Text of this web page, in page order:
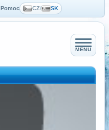
Pomoc CZ/ SK
MENU